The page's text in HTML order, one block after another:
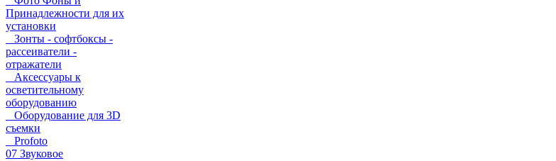
Принадлежности для их
установки
Зонты - софтбоксы -
рассеиватели -
отражатели
Аксессуары к
осветительному
оборудованию
Оборудование для 3D
съемки
Profoto
07 Звуковое